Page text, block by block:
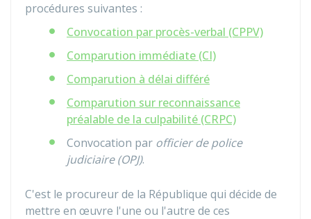
procédures suivantes :
Convocation par procès-verbal (CPPV)
Comparution immédiate (CI)
Comparution à délai différé
Comparution sur reconnaissance
préalable de la culpabilité (CRPC)
Convocation par officier de police
judiciaire (OPJ).
C'est le procureur de la République qui décide de
mettre en œuvre l'une ou l'autre de ces